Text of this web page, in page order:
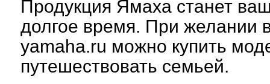
Продукция Ямаха станет
долгое время. При желании
yamaha.ru можно купить
путешествовать семьей.